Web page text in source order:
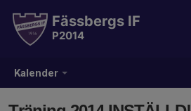
Kalender
Fässbergs IF
P2014